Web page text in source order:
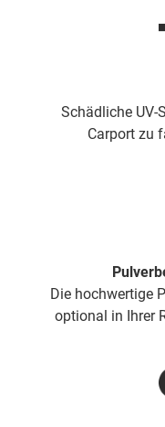
Schädliche UV-
Carport zu
Die hochwertige
optional in Ihrer